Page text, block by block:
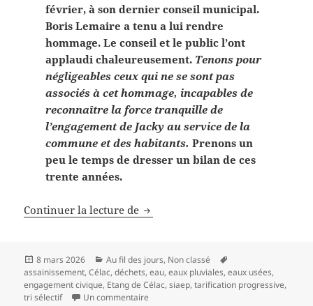
février, à son dernier conseil municipal.
Boris Lemaire a tenu a lui rendre
hommage. Le conseil et le public l’ont
applaudi chaleureusement. Tenons pour
négligeables ceux qui ne se sont pas
associés à cet hommage, incapables de
reconnaître la force tranquille de
l’engagement de Jacky au service de la
commune et des habitants. Prenons un
peu le temps de dresser un bilan de ces
trente années.
Continuer la lecture de Jacky Chauvin, 4 mandats au
Publié
le
8 mars 2026 Catégories
Au fil des jours, Non classé
clés
assainissement,Célac,déchets,eau,eaux pluviales,eaux usées,
engagement civique, Etang de Célac,siaep,tarification progressive,
tri sélectif
Un commentaire